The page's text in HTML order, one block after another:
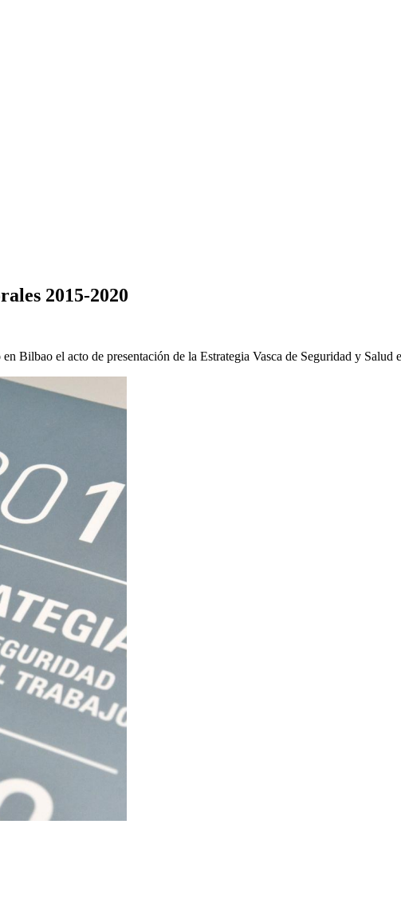
2015-2020
Bilbao el acto de presentación de la Estrategia Vasca de Seguridad y Salud